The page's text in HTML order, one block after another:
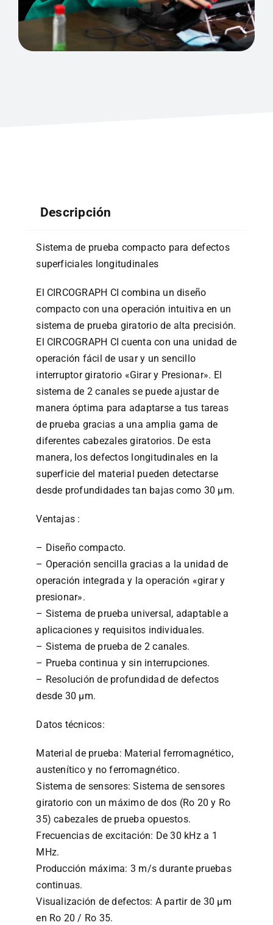
Descripción
Sistema de prueba compacto para defectos
superficiales longitudinales
El CIRCOGRAPH CI combina un diseño
compacto con una operación intuitiva en un
sistema de prueba giratorio de alta precisión.
El CIRCOGRAPH CI cuenta con una unidad de
operación fácil de usar y un sencillo
interruptor giratorio «Girar y Presionar». El
sistema de 2 canales se puede ajustar de
manera óptima para adaptarse a tus tareas
de prueba gracias a una amplia gama de
diferentes cabezales giratorios. De esta
manera, los defectos longitudinales en la
superficie del material pueden detectarse
desde profundidades tan bajas como 30 µm.
Ventajas :
– Diseño compacto.
– Operación sencilla gracias a la unidad de
operación integrada y la operación «girar y
presionar».
– Sistema de prueba universal, adaptable a
aplicaciones y requisitos individuales.
– Sistema de prueba de 2 canales.
– Prueba continua y sin interrupciones.
– Resolución de profundidad de defectos
desde 30 µm.
Datos técnicos:
Material de prueba: Material ferromagnético,
austenítico y no ferromagnético.
Sistema de sensores: Sistema de sensores
giratorio con un máximo de dos (Ro 20 y Ro
35) cabezales de prueba opuestos.
Frecuencias de excitación: De 30 kHz a 1
MHz.
Producción máxima: 3 m/s durante pruebas
continuas.
Visualización de defectos: A partir de 30 µm
en Ro 20 / Ro 35.